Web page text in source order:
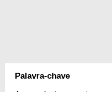
Palavra-chave